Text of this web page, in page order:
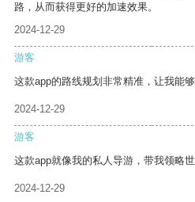
路，从而获得更好的加速效果。
2024-12-29
游客
这款app的路线规划非常精准，让我能够
2024-12-29
游客
这款app就像我的私人导游，带我领略世
2024-12-29